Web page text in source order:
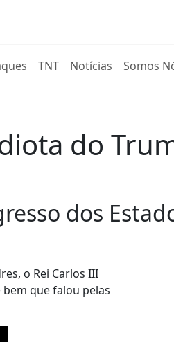
TNT Notícias Somos
do
dos
o Rei Carlos III
que falou pelas